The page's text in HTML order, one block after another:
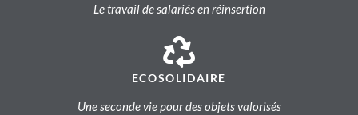
Le travail de salariés en réinsertion
ECOSOLIDAIRE
Une seconde vie pour des objets valorisés